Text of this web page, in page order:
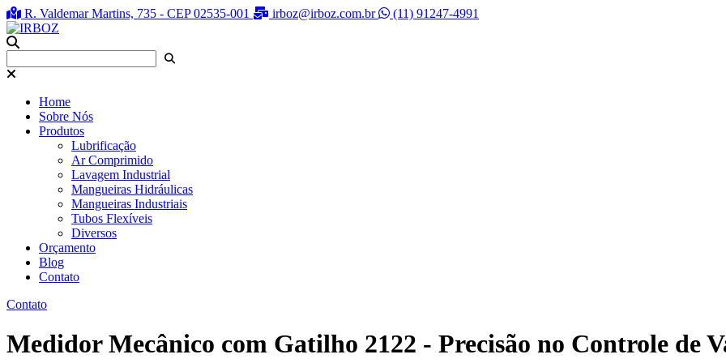
R. Valdemar Martins, 735 - CEP 02535-001 irboz@irboz.com.br (11) 91247-4991
Home
Sobre Nós
Produtos
Lubrificação
Ar Comprimido
Lavagem Industrial
Mangueiras Hidráulicas
Mangueiras Industriais
Tubos Flexíveis
Diversos
Orçamento
Blog
Contato
Contato
Medidor Mecânico com Gatilho 2122 - Precisão no Controle de